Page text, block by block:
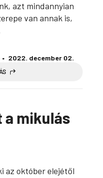
azt mindannyian
van annak is,
2022. december 02.
a mikulás
az október elejétől